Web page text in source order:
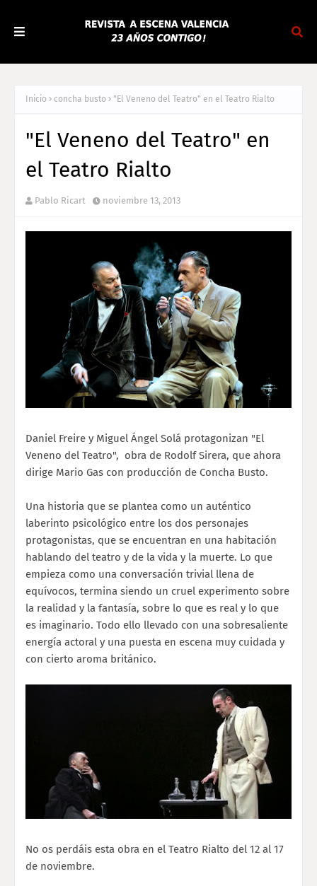
Inicio concha busto "El Veneno del Teatro" en el Teatro Rialto
"El Veneno del Teatro" en
el Teatro Rialto
Pablo Ricart noviembre 13, 2013
Daniel Freire y Miguel Ángel Solá protagonizan "El
Veneno del Teatro", obra de Rodolf Sirera, que ahora
dirige Mario Gas con producción de Concha Busto.
Una historia que se plantea como un auténtico
laberinto psicológico entre los dos personajes
protagonistas, que se encuentran en una habitación
hablando del teatro y de la vida y la muerte. Lo que
empieza como una conversación trivial llena de
equívocos, termina siendo un cruel experimento sobre
la realidad y la fantasía, sobre lo que es real y lo que
es imaginario. Todo ello llevado con una sobresaliente
energía actoral y una puesta en escena muy cuidada y
con cierto aroma británico.
No os perdáis esta obra en el Teatro Rialto del 12 al 17
de noviembre.